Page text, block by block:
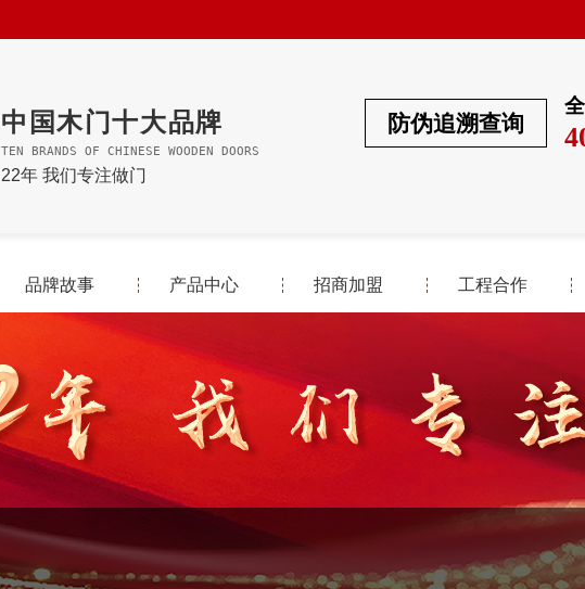
中国木门十大品牌
TEN BRANDS OF CHINESE WOODEN DOORS
22年 我们专注做门
防伪追溯查询
品牌故事 产品中心 招商加盟 工程合作